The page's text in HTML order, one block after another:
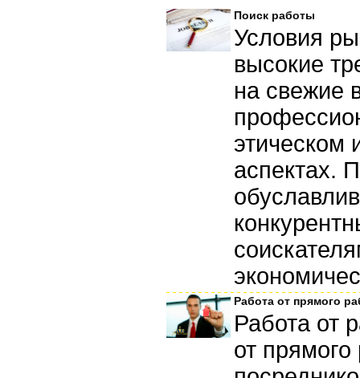
Поиск работы
Условия
высокие
на свежие
этическом
аспектах.
Работа от прямого
Работа от
от прямого